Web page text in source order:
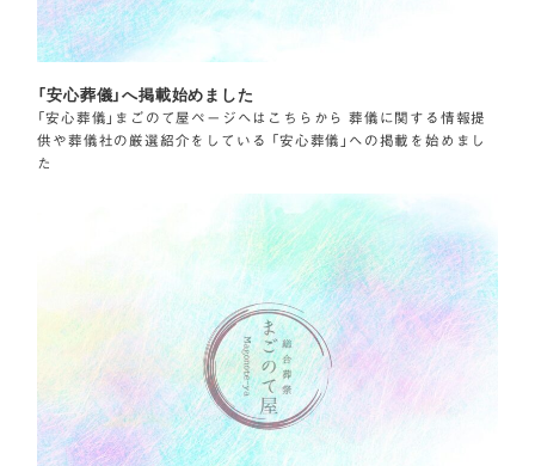
「安心葬儀」へ掲載始めました
「安心葬儀」まごのて屋ページへはこちらから 葬儀に関する情報提
供や葬儀社の厳選紹介をしている 「安心葬儀」への掲載を始めまし
た